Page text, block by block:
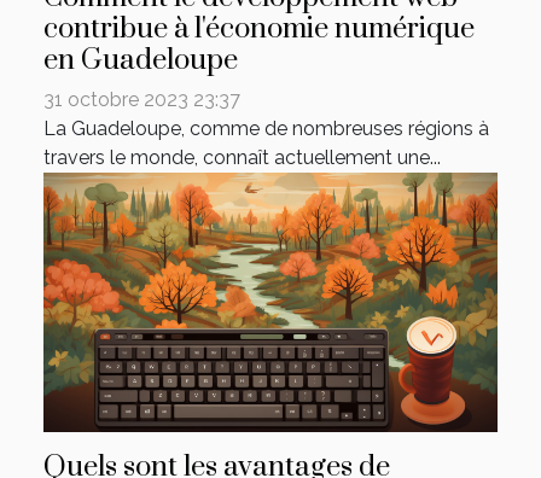
contribue à l'économie numérique
en Guadeloupe
31 octobre 2023 23:37
La Guadeloupe, comme de nombreuses régions à
travers le monde, connaît actuellement une...
Quels sont les avantages de